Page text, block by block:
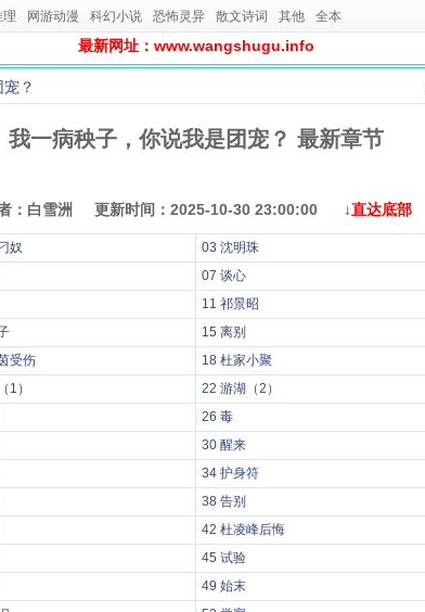
理 网游动漫 科幻小说 恐怖灵异 散文诗词 其他 全本
最新网址：www.wangshugu.info
？
我一病秧子，你说我是团宠？ 最新章节
：白雪洲 更新时间：2025-10-30 23:00:00 ↓直达底部
奴 03 沈明珠
07 谈心
11 祁景昭
15 离别
受伤 18 杜家小聚
1） 22 游湖（2）
26 毒
30 醒来
34 护身符
38 告别
42 杜凌峰后悔
45 试验
49 始末